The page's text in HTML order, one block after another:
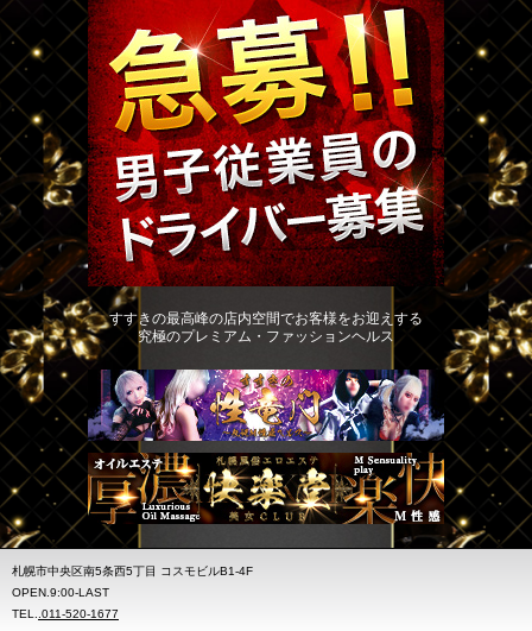
すすきの最高峰の店内空間でお客様をお迎えする
究極のプレミアム・ファッションヘルス
札幌市中央区南5条西5丁目 コスモビルB1-4F
OPEN.9:00-LAST
TEL.
.011-520-1677